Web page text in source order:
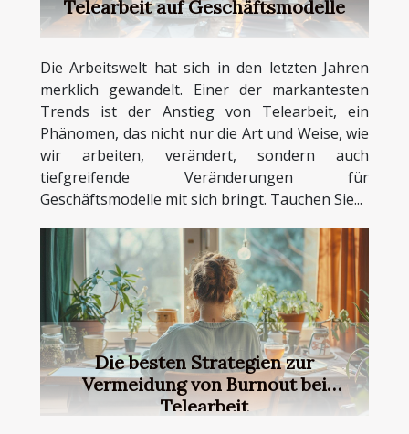
Telearbeit auf Geschäftsmodelle
Die Arbeitswelt hat sich in den letzten Jahren
merklich gewandelt. Einer der markantesten
Trends ist der Anstieg von Telearbeit, ein
Phänomen, das nicht nur die Art und Weise, wie
wir arbeiten, verändert, sondern auch
tiefgreifende Veränderungen für
Geschäftsmodelle mit sich bringt. Tauchen Sie...
Die besten Strategien zur
Vermeidung von Burnout bei
Telearbeit